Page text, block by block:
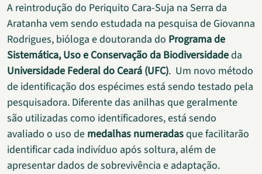
A reintrodução do Periquito Cara-Suja na Serra da
Aratanha vem sendo estudada na pesquisa de Giovanna
Rodrigues, bióloga e doutoranda do Programa de
Sistemática, Uso e Conservação da Biodiversidadeda
Universidade Federal do Ceará (UFC). Um novo método
de identificação dos espécimes está sendo testado pela
pesquisadora. Diferente das anilhas que geralmente
são utilizadas como identificadores, está sendo
avaliado o uso de medalhas numeradasque facilitarão
identificar cada indivíduo após soltura, além de
apresentar dados de sobrevivência e adaptação.